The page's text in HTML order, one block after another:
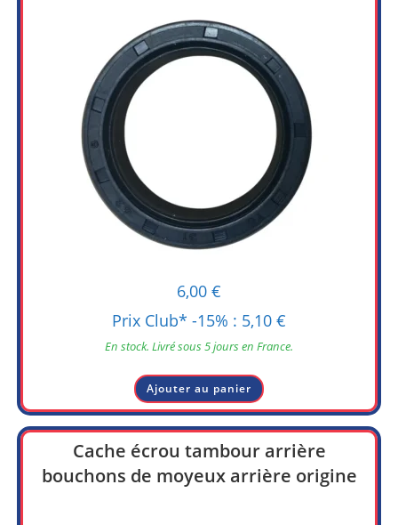
6,00 €
Prix Club* -15% : 5,10 €
En stock. Livré sous 5 jours en France.
Ajouter au panier
Cache écrou tambour arrière
bouchons de moyeux arrière origine